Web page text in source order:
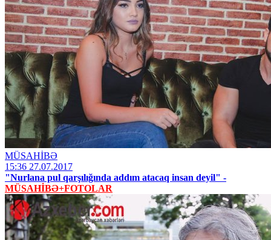
MÜSAHİBƏ
15:36 27.07.2017
"Nurlana pul qarşılığında addım atacaq insan deyil" -
MÜSAHİBƏ+FOTOLAR